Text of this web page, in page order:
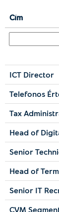
Cím
ICT Director
Telefonos
Tax
Head of
Senior
Head of
Senior IT
CVM